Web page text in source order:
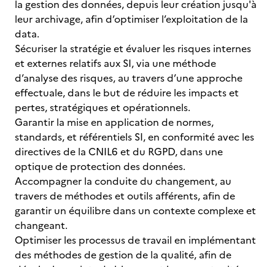
la gestion des données, depuis leur création jusqu'à
leur archivage, afin d’optimiser l’exploitation de la
data.
Sécuriser la stratégie et évaluer les risques internes
et externes relatifs aux SI, via une méthode
d’analyse des risques, au travers d’une approche
effectuale, dans le but de réduire les impacts et
pertes, stratégiques et opérationnels.
Garantir la mise en application de normes,
standards, et référentiels SI, en conformité avec les
directives de la CNIL6 et du RGPD, dans une
optique de protection des données.
Accompagner la conduite du changement, au
travers de méthodes et outils afférents, afin de
garantir un équilibre dans un contexte complexe et
changeant.
Optimiser les processus de travail en implémentant
des méthodes de gestion de la qualité, afin de